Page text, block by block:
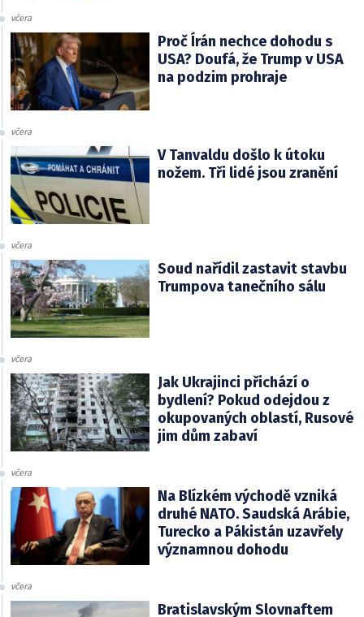
včera
Proč Írán nechce dohodu s
USA? Doufá, že Trump v USA
na podzim prohraje
včera
V Tanvaldu došlo k útoku
nožem. Tři lidé jsou zranění
včera
Soud nařídil zastavit stavbu
Trumpova tanečního sálu
včera
Jak Ukrajinci přichází o
bydlení? Pokud odejdou z
okupovaných oblastí, Rusové
jim dům zabaví
včera
Na Blízkém východě vzniká
druhé NATO. Saudská Arábie,
Turecko a Pákistán uzavřely
významnou dohodu
včera
Bratislavským Slovnaftem